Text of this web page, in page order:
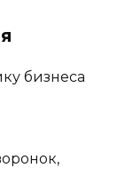
бизнеса